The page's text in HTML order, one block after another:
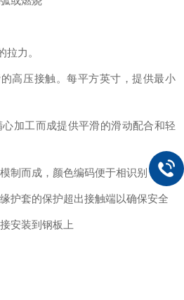
拉力。
高压接触。每平方英寸，提供最小
心加工而成提供平滑的滑动配合和轻
制而成，颜色编码便于相识别
护套的保护超出接触端以确保安全
安装到钢板上